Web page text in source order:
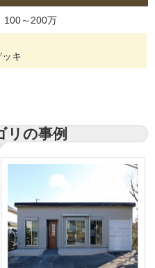
100～200万
キ
リの事例